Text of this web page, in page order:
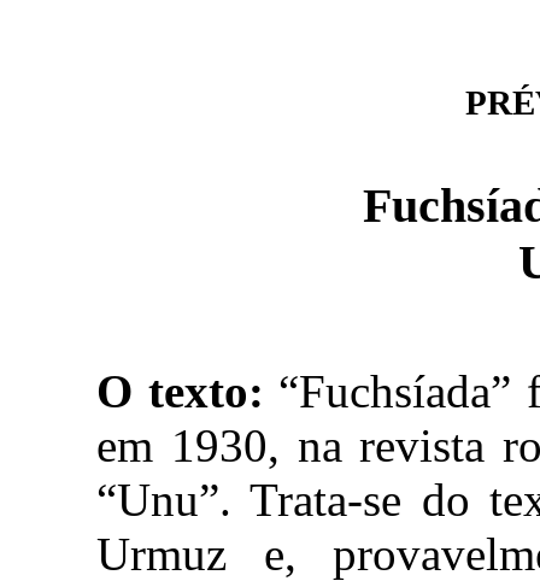
O texto:
em 1930, na revista
“Unu”. Trata-se do
Urmuz e,